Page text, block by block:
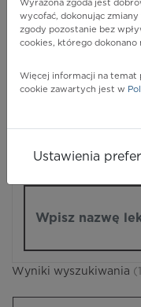
Wyniki wyszukiwania
Wyrażona zgoda jest
wycofać, dokonując
zgody pozostanie bez
cookies, którego
Więcej informacji na temat
cookie zawartych jest w
Ustawienia